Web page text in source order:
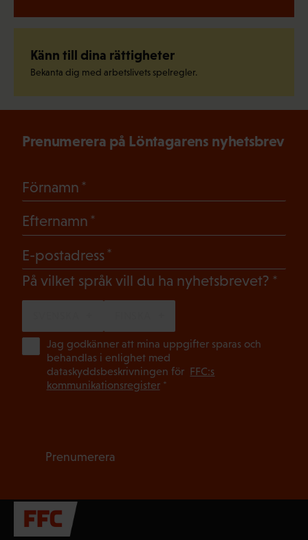
Känn till dina rättigheter
Bekanta dig med arbetslivets spelregler.
Prenumerera på Löntagarens nyhetsbrev
Förnamn
Efternamn
E-postadress
På vilket språk vill du ha nyhetsbrevet?
Jag godkänner att mina uppgifter sparas och
behandlas i enlighet med
dataskyddsbeskrivningen för FFC:s
kommunikationsregister*
Prenumerera